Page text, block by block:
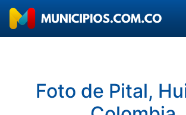
Foto de Pital,